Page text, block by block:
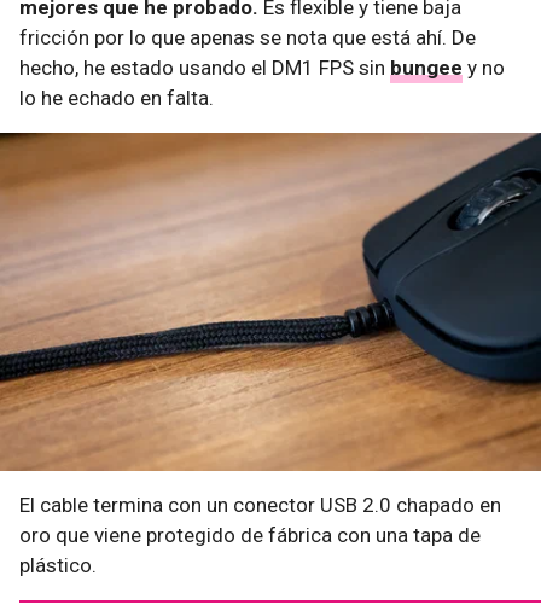
mejores que he probado. Es flexible y tiene baja
fricción por lo que apenas se nota que está ahí. De
hecho, he estado usando el DM1 FPS sin bungee y no
lo he echado en falta.
El cable termina con un conector USB 2.0 chapado en
oro que viene protegido de fábrica con una tapa de
plástico.